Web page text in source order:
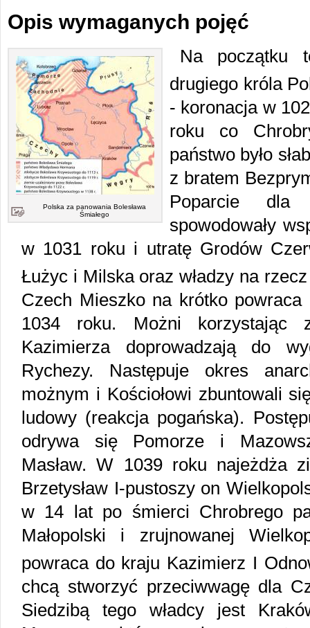
Opis wymaganych pojęć
Polska za panowania Bolesława
Śmiałego
Na początku
drugiego króla
- koronacja w
roku co
państwo było
z bratem
Poparcie dla
spowodowały
w 1031 roku i utratę Grodów
Łużyc i Milska oraz władzy na
Czech Mieszko na krótko
1034 roku. Możni korzystając
Kazimierza doprowadzają do
Rychezy. Następuje okres
możnym i Kościołowi zbuntowali
ludowy (reakcja pogańska).
odrywa się Pomorze i
Masław. W 1039 roku najeżdża
Brzetysław I-pustoszy on
w 14 lat po śmierci Chrobrego
Małopolski i zrujnowanej
powraca do kraju Kazimierz I
chcą stworzyć przeciwwagę dla
Siedzibą tego władcy jest